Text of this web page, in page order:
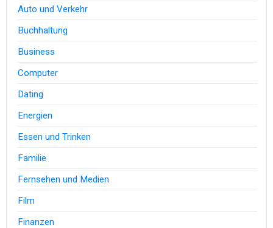
Auto und Verkehr
Buchhaltung
Business
Computer
Dating
Energien
Essen und Trinken
Familie
Fernsehen und Medien
Film
Finanzen